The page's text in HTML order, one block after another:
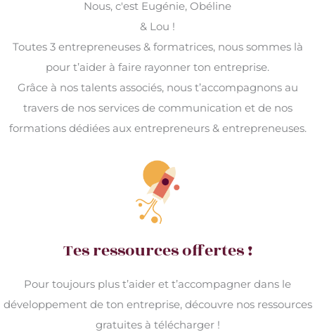
Nous, c'est Eugénie, Obéline
& Lou !
Toutes 3 entrepreneuses & formatrices, nous sommes là
pour t’aider à faire rayonner ton entreprise.
Grâce à nos talents associés, nous t’accompagnons au
travers de nos services de communication et de nos
formations dédiées aux entrepreneurs & entrepreneuses.
Tes ressources offertes !
Pour toujours plus t’aider et t’accompagner dans le
développement de ton entreprise, découvre nos ressources
gratuites à télécharger !